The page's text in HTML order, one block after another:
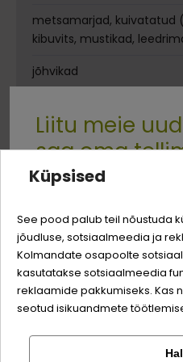
metsamarjad, kuivatatud
kibuvits, mustikad,
jõhvikad
emajuur, maasapp,
köömned, puuvõõrik,
oliivi ekstrakt (olea
Analüütilise
valgud
rasv
Quality:
Logi
Liitu meie
saa oma
-3%
Sina ja su perekonna
odavamat hinda!
Küpsised
See pood palub teil nõustuda
jõudluse, sotsiaalmeedia ja
Kolmandate osapoolte
kasutatakse sotsiaalmeedia
reklaamide pakkumiseks. Kas
seotud isikuandmete